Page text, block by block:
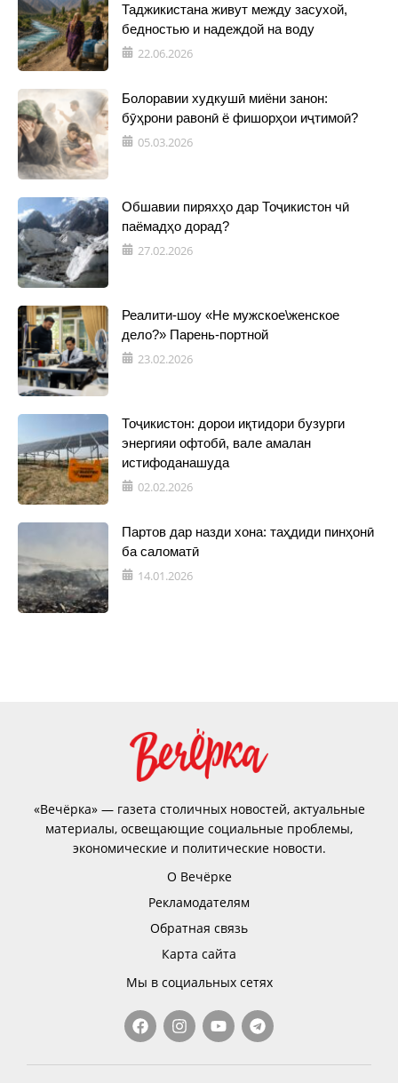
Таджикистана живут между засухой,
бедностью и надеждой на воду
22.06.2026
Болоравии худкушӣ миёни занон:
бӯҳрони равонӣ ё фишорҳои иҷтимоӣ?
05.03.2026
Обшавии пиряхҳо дар Тоҷикистон чӣ
паёмадҳо дорад?
27.02.2026
Реалити-шоу «Не мужское\женское
дело?» Парень-портной
23.02.2026
Тоҷикистон: дорои иқтидори бузурги
энергияи офтобӣ, вале амалан
истифоданашуда
02.02.2026
Партов дар назди хона: таҳдиди пинҳонӣ
ба саломатӣ
14.01.2026
«Вечёрка» — газета столичных новостей, актуальные
материалы, освещающие социальные проблемы,
экономические и политические новости.
О Вечёрке
Рекламодателям
Обратная связь
Карта сайта
Мы в социальных сетях